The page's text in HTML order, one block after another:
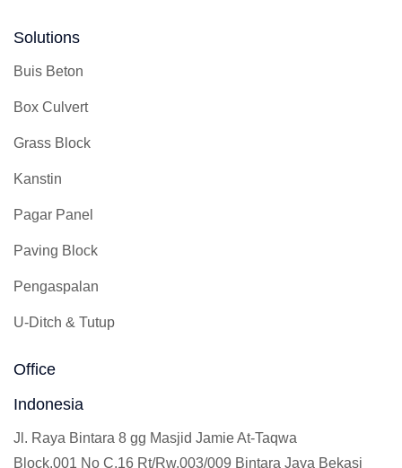
Solutions
Buis Beton
Box Culvert
Grass Block
Kanstin
Pagar Panel
Paving Block
Pengaspalan
U-Ditch & Tutup
Office
Indonesia
Jl. Raya Bintara 8 gg Masjid Jamie At-Taqwa
Block.001 No C.16 Rt/Rw.003/009 Bintara Jaya Bekasi